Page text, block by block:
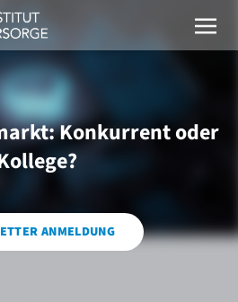
Konkurrent oder
ANMELDUNG